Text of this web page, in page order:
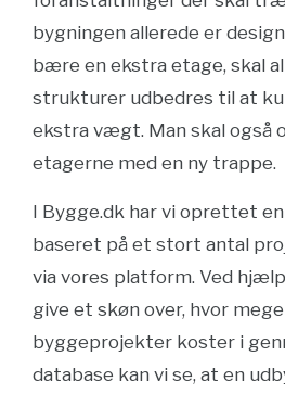
bygningen allerede er
bære en ekstra etage, skal
strukturer udbedres til at
ekstra vægt. Man skal også
etagerne med en ny trappe.
I Bygge.dk har vi oprettet
baseret på et stort antal
via vores platform. Ved
give et skøn over, hvor
byggeprojekter koster i
database kan vi se, at en